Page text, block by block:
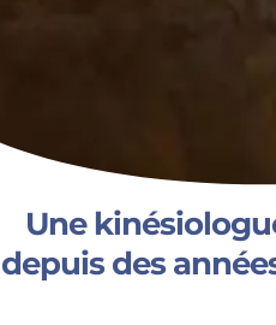
Une
depuis des